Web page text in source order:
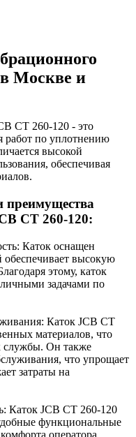
Москве и
CT 260-120 - это
работ по уплотнению
высокой
обеспечивая
преимущества
CT 260-120:
Каток оснащен
высокую
этому, каток
задачами по
Каток JCB CT
материалов, что
службы. Он также
что упрощает
затраты на
Каток JCB CT 260-120
функциональные
оператора.